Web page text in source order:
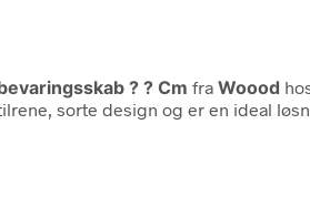
? ? Cm fra Woood
sorte design og er en ideal